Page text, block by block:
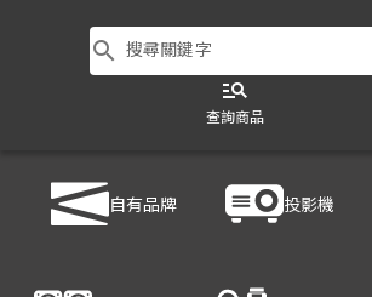
search 搜尋關鍵字
manage_search
查詢商品
自有品牌 投影機
產品細節